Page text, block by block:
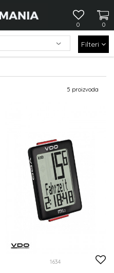
0
0
Filteri
5 proizvoda
1634